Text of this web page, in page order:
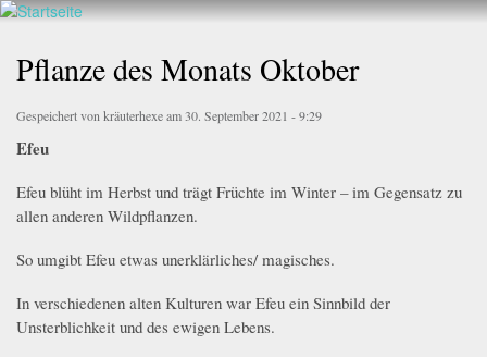
Direkt
Inhalt
Walderlebnis
e.V.
Pflanze des Monats Oktober
Gespeichert von kräuterhexeam 30. September 2021 - 9:29
Efeu
Efeu blüht im Herbst und trägt Früchte im Winter – im Gegensatz zu
allen anderen Wildpflanzen.
So umgibt Efeu etwas unerklärliches/ magisches.
In verschiedenen alten Kulturen war Efeu ein Sinnbild der
Unsterblichkeit und des ewigen Lebens.